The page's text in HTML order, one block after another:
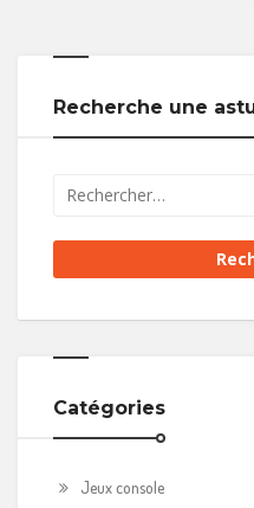
Recherche une
Catégories
Jeux console